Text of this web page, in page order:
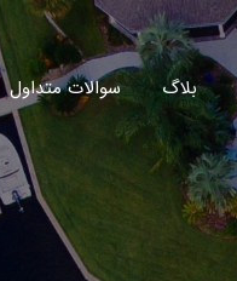
بلاگ سوالات متداول